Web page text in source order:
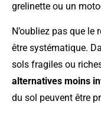
grelinette ou un
N’oubliez pas que
être systématique.
sols fragiles ou
alternatives moins
du sol peuvent être